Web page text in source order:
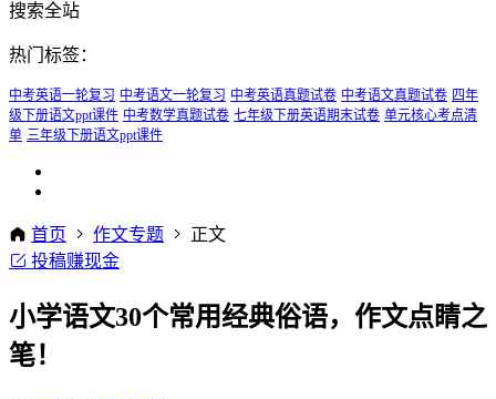
搜索全站
热门标签：
中考英语一轮复习 中考语文一轮复习 中考英语真题试卷 中考语文真题试卷 四年
级下册语文ppt课件 中考数学真题试卷 七年级下册英语期末试卷 单元核心考点清
单 三年级下册语文ppt课件
首页 作文专题
正文
投稿赚现金
小学语文30个常用经典俗语，作文点睛之
笔！